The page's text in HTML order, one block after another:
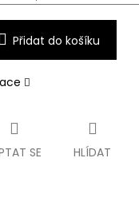
Přidat do košíku
SE HLÍDAT